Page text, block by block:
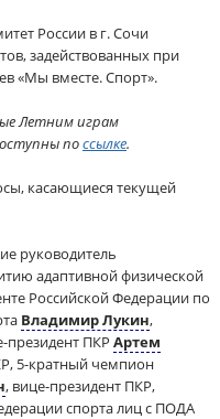
России в г. Сочи
задействованных при
«Мы вместе. Спорт».
Летним играм
поссылке.
касающиеся текущей
руководитель
адаптивной физической
Российской Федерации по
Владимир Лукин,
президент ПКР Артем
5-кратный чемпион
, вице-президент ПКР,
спорта лиц с ПОДА